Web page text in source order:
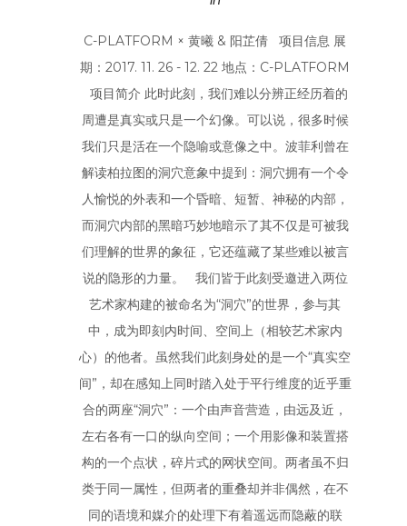
C-PLATFORM × 黄曦 & 阳芷倩 项目信息 展
期：2017. 11. 26 - 12. 22 地点：C-PLATFORM
项目简介 此时此刻，我们难以分辨正经历着的
周遭是真实或只是一个幻像。可以说，很多时候
我们只是活在一个隐喻或意像之中。波菲利曾在
解读柏拉图的洞穴意象中提到：洞穴拥有一个令
人愉悦的外表和一个昏暗、短暂、神秘的内部，
而洞穴内部的黑暗巧妙地暗示了其不仅是可被我
们理解的世界的象征，它还蕴藏了某些难以被言
说的隐形的力量。 我们皆于此刻受邀进入两位
艺术家构建的被命名为“洞穴”的世界，参与其
中，成为即刻内时间、空间上（相较艺术家内
心）的他者。虽然我们此刻身处的是一个“真实空
间”，却在感知上同时踏入处于平行维度的近乎重
合的两座“洞穴”：一个由声音营造，由远及近，
左右各有一口的纵向空间；一个用影像和装置搭
构的一个点状，碎片式的网状空间。两者虽不归
类于同一属性，但两者的重叠却并非偶然，在不
同的语境和媒介的处理下有着遥远而隐蔽的联